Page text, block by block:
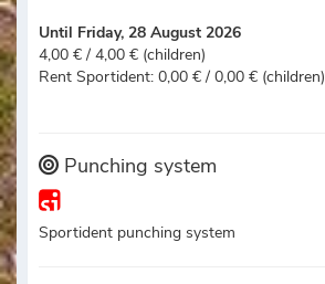
Until Friday, 28 August 2026
4,00 € / 4,00 € (children)
Rent Sportident: 0,00 € / 0,00 € (children)
Punching system
Sportident punching system